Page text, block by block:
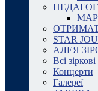
STAR
АЛЕЯ
Всі
Концерти
Галереї